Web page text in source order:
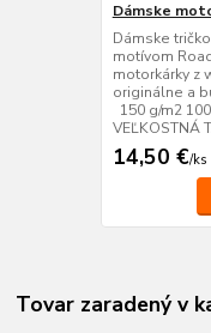
Dámske
Dámske
motívom
motorkárky z
originálne a
150 g/m2
VEĽKOSTNÁ
14,50 €/ks
Tovar zaradený v